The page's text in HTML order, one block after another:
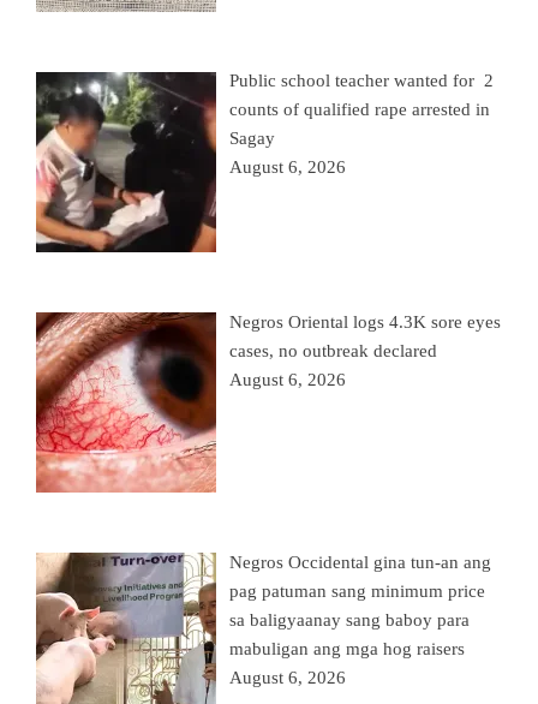
Public school teacher wanted for 2
counts of qualified rape arrested in
Sagay
August 6, 2026
Negros Oriental logs 4.3K sore eyes
cases, no outbreak declared
August 6, 2026
Negros Occidental gina tun-an ang
pag patuman sang minimum price
sa baligyaanay sang baboy para
mabuligan ang mga hog raisers
August 6, 2026